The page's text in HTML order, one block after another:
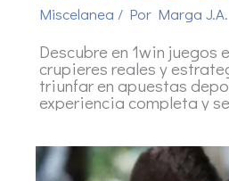
Miscelanea / Por Marga J.A.
Descubre en 1win juegos
crupieres reales y
triunfar en apuestas
experiencia completa y